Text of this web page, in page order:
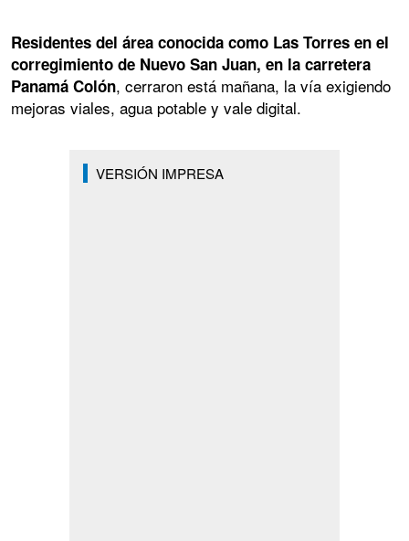
Residentes del área conocida como Las Torres en el
corregimiento de Nuevo San Juan, en la carretera
Panamá Colón, cerraron está mañana, la vía exigiendo
mejoras viales, agua potable y vale digital.
VERSIÓN IMPRESA